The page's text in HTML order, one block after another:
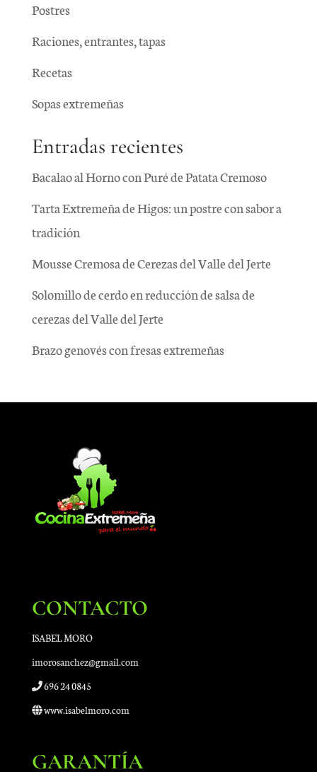
Postres
Raciones, entrantes, tapas
Recetas
Sopas extremeñas
Entradas recientes
Bacalao al Horno con Puré de Patata Cremoso
Tarta Extremeña de Higos: un postre con sabor a
tradición
Mousse Cremosa de Cerezas del Valle del Jerte
Solomillo de cerdo en reducción de salsa de
cerezas del Valle del Jerte
Brazo genovés con fresas extremeñas
CONTACTO
ISABEL MORO
imorosanchez@gmail.com
696 24 0845
www.isabelmoro.com
GARANTÍA